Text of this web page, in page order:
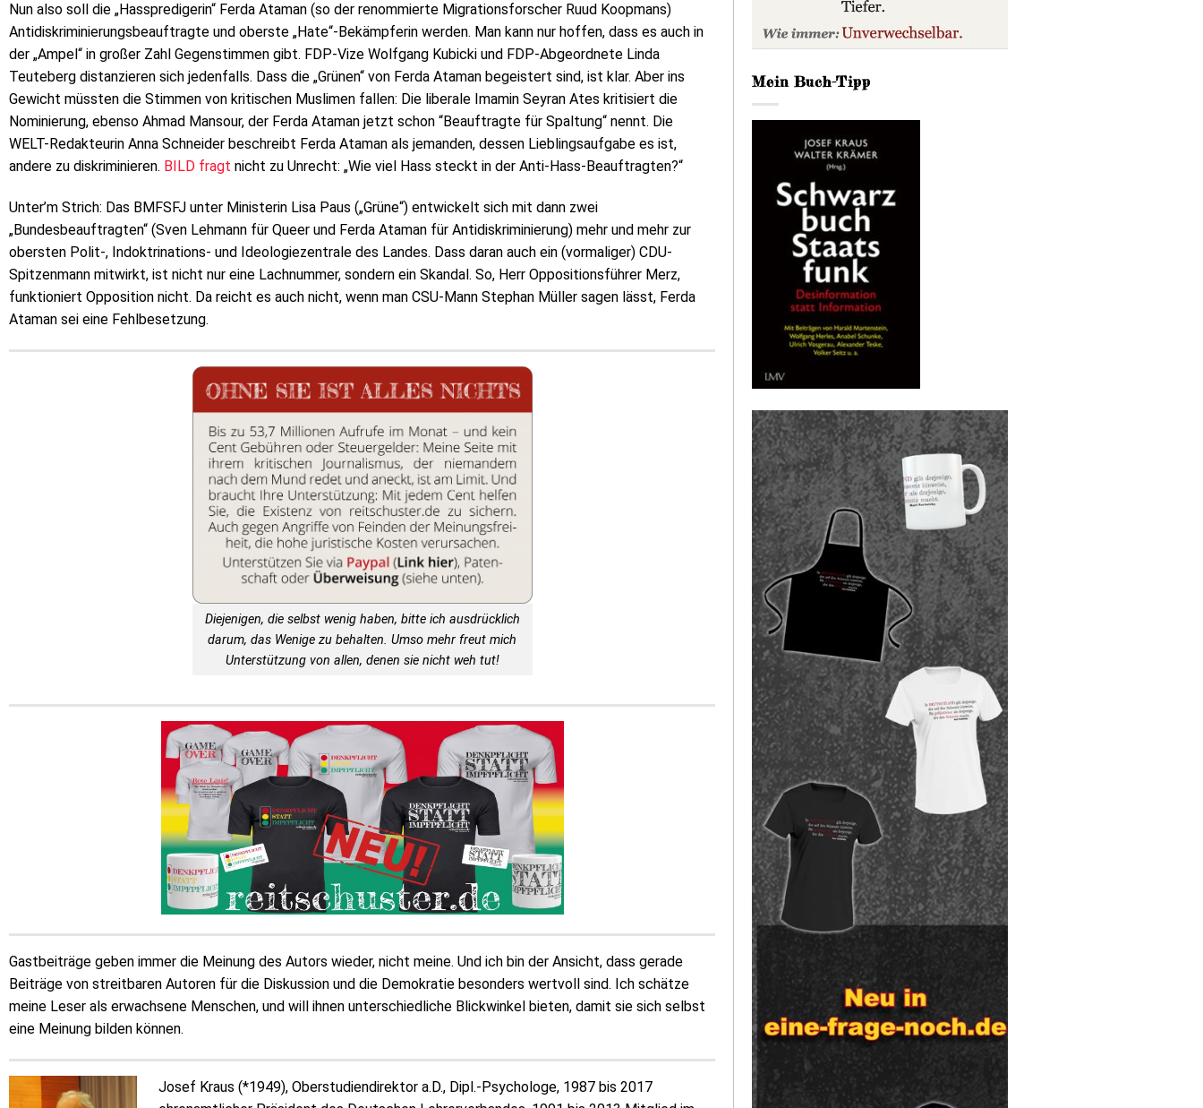
Nun also soll die „Hasspredigerin“ Ferda Ataman (so der renommierte Migrationsforscher Ruud Koopmans)
Antidiskriminierungsbeauftragte und oberste „Hate“-Bekämpferin werden. Man kann nur hoffen, dass es auch in
der „Ampel“ in großer Zahl Gegenstimmen gibt. FDP-Vize Wolfgang Kubicki und FDP-Abgeordnete Linda
Teuteberg distanzieren sich jedenfalls. Dass die „Grünen“ von Ferda Ataman begeistert sind, ist klar. Aber ins
Gewicht müssten die Stimmen von kritischen Muslimen fallen: Die liberale Imamin Seyran Ates kritisiert die
Nominierung, ebenso Ahmad Mansour, der Ferda Ataman jetzt schon “Beauftragte für Spaltung“ nennt. Die
WELT-Redakteurin Anna Schneider beschreibt Ferda Ataman als jemanden, dessen Lieblingsaufgabe es ist,
andere zu diskriminieren. BILD fragt nicht zu Unrecht: „Wie viel Hass steckt in der Anti-Hass-Beauftragten?“
Unter’m Strich: Das BMFSFJ unter Ministerin Lisa Paus („Grüne“) entwickelt sich mit dann zwei
„Bundesbeauftragten“ (Sven Lehmann für Queer und Ferda Ataman für Antidiskriminierung) mehr und mehr zur
obersten Polit-, Indoktrinations- und Ideologiezentrale des Landes. Dass daran auch ein (vormaliger) CDU-
Spitzenmann mitwirkt, ist nicht nur eine Lachnummer, sondern ein Skandal. So, Herr Oppositionsführer Merz,
funktioniert Opposition nicht. Da reicht es auch nicht, wenn man CSU-Mann Stephan Müller sagen lässt, Ferda
Ataman sei eine Fehlbesetzung.
Diejenigen, die selbst wenig haben, bitte ich ausdrücklich
darum, das Wenige zu behalten. Umso mehr freut mich
Unterstützung von allen, denen sie nicht weh tut!
Gastbeiträge geben immer die Meinung des Autors wieder, nicht meine. Und ich bin der Ansicht, dass gerade
Beiträge von streitbaren Autoren für die Diskussion und die Demokratie besonders wertvoll sind. Ich schätze
meine Leser als erwachsene Menschen, und will ihnen unterschiedliche Blickwinkel bieten, damit sie sich selbst
eine Meinung bilden können.
Josef Kraus (*1949), Oberstudiendirektor a.D., Dipl.-Psychologe, 1987 bis 2017
Mein Buch-Tipp